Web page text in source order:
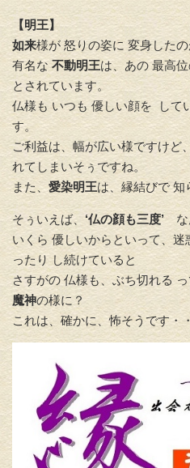
【明王】
如来様が 怒りの姿に 変身した
有名な不動明王は、あの 最高
とされています。
仏様も いつも 優しい顔を して
す。
ご利益は、幅が広い様ですけど
れてしまいそぅですね。
また、 愛染明王は、縁結びで 知
そぅいえば、 ‘仏の顔も三度’
いくら 優しいからといって、
ったり し続けていると
さすがの 仏様も、ぶち切れる
魔神の様に？
これは、確かに、怖そうです・